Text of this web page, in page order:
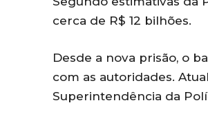
cerca de R$ 12 bilhões.
Desde a nova prisão, o
com as autoridades.
Superintendência da